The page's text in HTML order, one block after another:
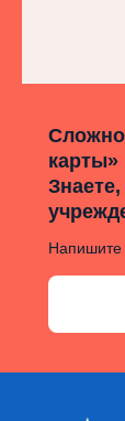
карты»